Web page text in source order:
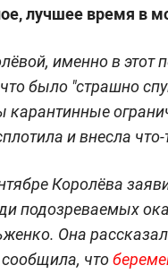
лучшее время в
именно в этот
было "страшно
и внесла
Королёва
подозреваемых
Она
что